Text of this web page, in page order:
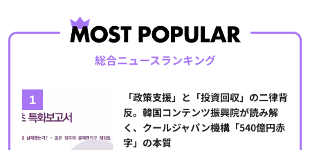
総合ニュースランキング
「政策支援」と「投資回収」の二律背
反。韓国コンテンツ振興院が読み解
く、クールジャパン機構「540億円赤
字」の本質